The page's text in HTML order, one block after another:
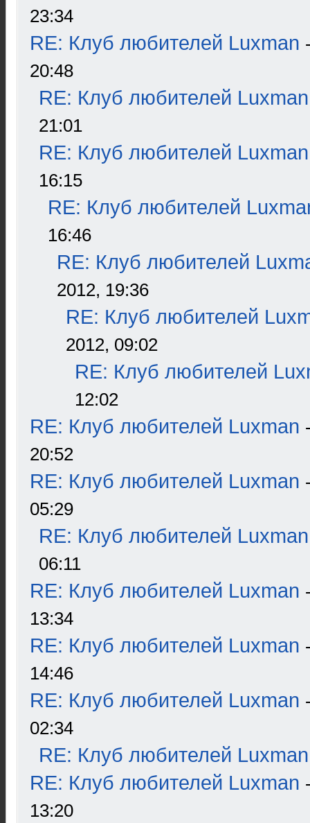
23:34
RE: Клуб любителей Luxman
20:48
RE: Клуб любителей Luxman
21:01
RE: Клуб любителей Luxman
16:15
RE: Клуб любителей
16:46
RE: Клуб любителей
2012, 19:36
RE: Клуб любителей
2012, 09:02
RE: Клуб любителей
12:02
RE: Клуб любителей Luxman
20:52
RE: Клуб любителей Luxman
05:29
RE: Клуб любителей Luxman
06:11
RE: Клуб любителей Luxman
13:34
RE: Клуб любителей Luxman
14:46
RE: Клуб любителей Luxman
02:34
RE: Клуб любителей Luxman
RE: Клуб любителей Luxman
13:20